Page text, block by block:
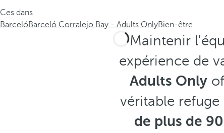
Ces dans
BarcelóBarceló Corralejo Bay - Adults OnlyBien-être
Maintenir
expérience de
Adults Only
véritable
de plus de